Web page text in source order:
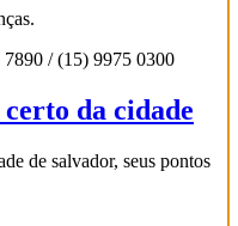
/ (15) 9975 0300
da cidade
de salvador, seus pontos